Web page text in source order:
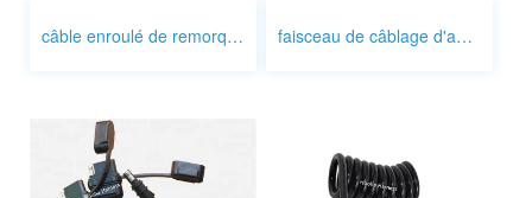
câble enroulé de remorque faisceau de câblage d'adaptateur de remorque